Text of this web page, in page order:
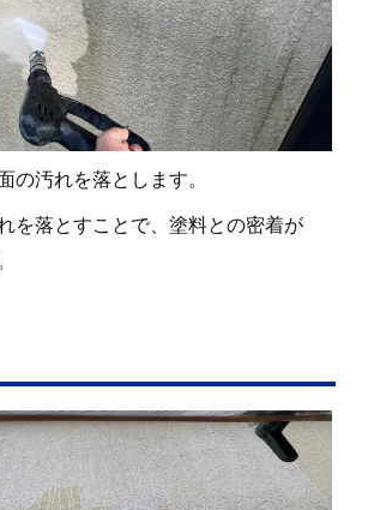
の汚れを落とします。
を落とすことで、塗料との密着が